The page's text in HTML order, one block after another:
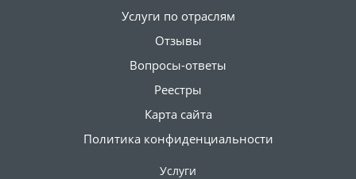
Услуги по отраслям
Отзывы
Вопросы-ответы
Реестры
Карта сайта
Политика конфиденциальности
Услуги